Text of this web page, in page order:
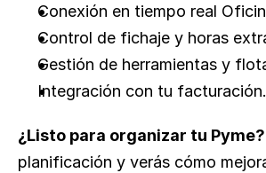
Conexión en tiempo real
Control de fichaje y horas
Gestión de herramientas y
Integración con tu facturación.
¿Listo para organizar tu Pyme?
planificación y verás cómo